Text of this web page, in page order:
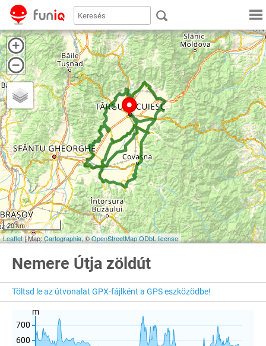
20 km
Leaflet| Map:Cartographia, ©OpenStreetMapODbL license
Nemere Útja zöldút
Töltsd le az útvonalat GPX-fájlként a GPS eszközödbe!
600
700
m